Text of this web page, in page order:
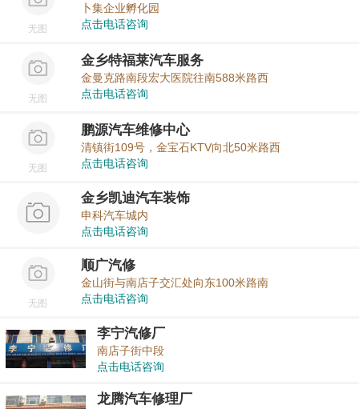
无图
卜集企业孵化园
点击电话咨询
无图
金乡特福莱汽车服务
金曼克路南段宏大医院往南588米路西
点击电话咨询
无图
鹏源汽车维修中心
清镇街109号，金宝石KTV向北50米路西
点击电话咨询
金乡凯迪汽车装饰
申科汽车城内
点击电话咨询
无图
顺广汽修
金山街与南店子交汇处向东100米路南
点击电话咨询
李宁汽修厂
南店子街中段
点击电话咨询
龙腾汽车修理厂